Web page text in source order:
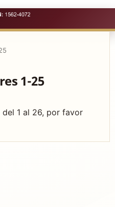
1-25
del 1 al 26, por favor